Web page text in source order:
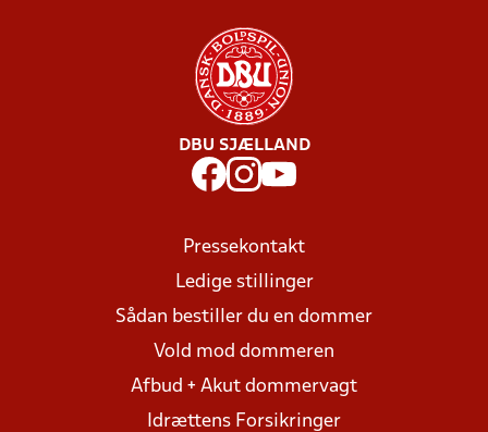
DBU SJÆLLAND
Pressekontakt
Ledige stillinger
Sådan bestiller du en dommer
Vold mod dommeren
Afbud + Akut dommervagt
Idrættens Forsikringer